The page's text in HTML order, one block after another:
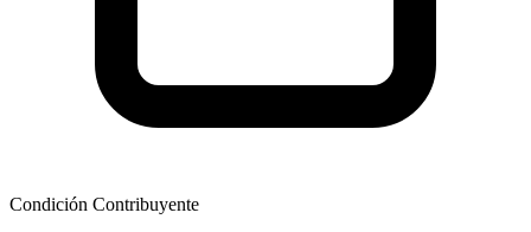
Condición Contribuyente